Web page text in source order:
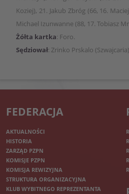
Koziej), 21. Jakub Zbróg (66, 16.
Michael Izunwanne (88, 17. Tobiasz
Żółta kartka: Foro.
Sędziował: Zrinko Prskalo
FEDERACJA
AKTUALNOŚCI
HISTORIA
ZARZĄD PZPN
KOMISJE PZPN
KOMISJA REWIZYJNA
STRUKTURA ORGANIZACYJNA
KLUB WYBITNEGO REPREZENTANTA